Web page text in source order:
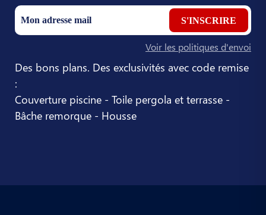
S'INSCRIRE
Voir les politiques d'envoi
Des bons plans. Des exclusivités avec code remise
:
Couverture piscine - Toile pergola et terrasse -
Bâche remorque - Housse